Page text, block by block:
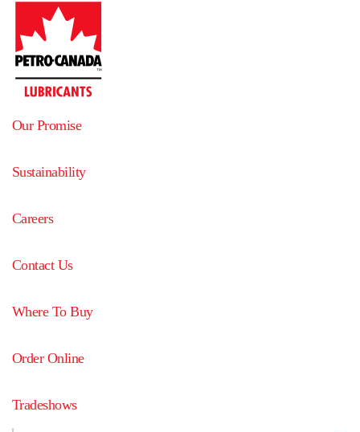
Our Promise
Sustainability
Careers
Contact Us
Where To Buy
Order Online
Tradeshows